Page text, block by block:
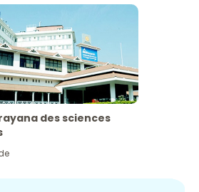
des sciences